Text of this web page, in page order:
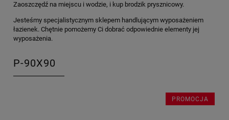
Zaoszczędź na miejscu i wodzie, i kup brodzik prysznicowy.
Jesteśmy specjalistycznym sklepem handlującym wyposażeniem
łazienek. Chętnie pomożemy Ci dobrać odpowiednie elementy jej
wyposażenia.
P-90X90
PROMOCJA